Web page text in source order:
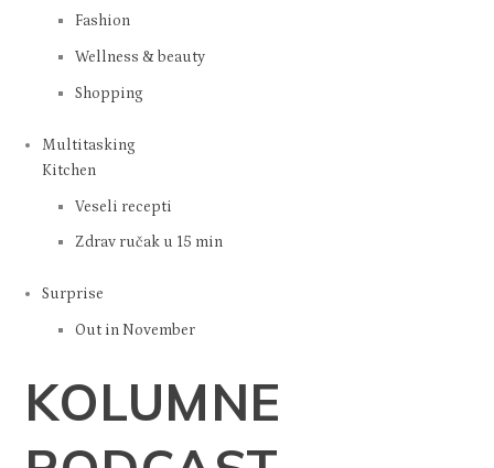
Networking
Multitasking
Održivost
Style
Fashion
Wellness & beauty
Shopping
Multitasking
Kitchen
Zdrav ručak u 15 min
Surprise